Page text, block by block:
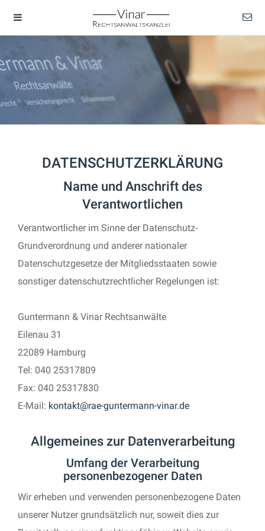
DATENSCHUTZERKLÄRUNG
Name und Anschrift des
Verantwortlichen
Verantwortlicher im Sinne der Datenschutz-
Grundverordnung und anderer nationaler
Datenschutzgesetze der Mitgliedsstaaten sowie
sonstiger datenschutzrechtlicher Regelungen ist:
Guntermann & Vinar Rechtsanwälte
Eilenau 31
22089 Hamburg
Tel: 040 25317809
Fax: 040 25317830
E-Mail: kontakt@rae-guntermann-vinar.de
Allgemeines zur Datenverarbeitung
Umfang der Verarbeitung
personenbezogener Daten
Wir erheben und verwenden personenbezogene Daten
unserer Nutzer grundsätzlich nur, soweit dies zur